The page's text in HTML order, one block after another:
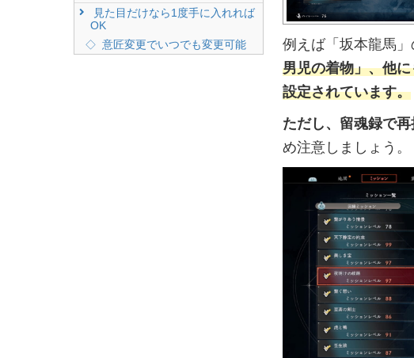
見た目だけなら1度手に入れれば
OK
意匠変更でいつでも変更可能
例えば「坂本龍馬」
男児の着物」、他
設定されています。
ただし、留魂録で
め注意しましょう。